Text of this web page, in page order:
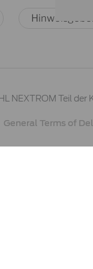
Hinweisgeber
NEXTROM Teil der
General Terms of